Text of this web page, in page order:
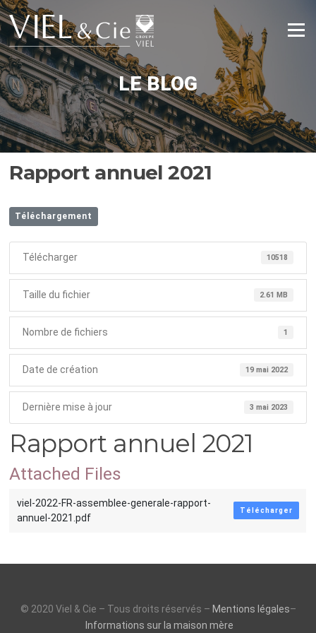
Aller
au
contenu
Menu
LE BLOG
Rapport annuel 2021
Téléchargement
Télécharger 10518
Taille du fichier 2.61 MB
Nombre de fichiers 1
Date de création 19 mai 2022
Dernière mise à jour 3 mai 2023
Rapport annuel 2021
Attached Files
viel-2022-FR-assemblee-generale-rapport-
annuel-2021.pdf
Télécharger
© 2020 Viel & Cie – Tous droits réservés – Mentions légales–
Informations sur la maison mère